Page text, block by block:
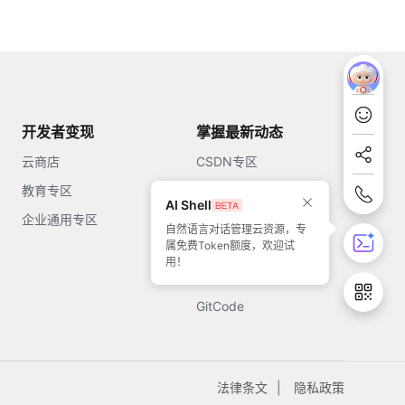
AI Shell
自然语言对话管理云资源，专
属免费Token额度，欢迎试
用！
开发者变现
云商店
教育专区
企业通用专区
掌握最新动态
CSDN专区
51CTO
GitCode
法律条文 隐私政策